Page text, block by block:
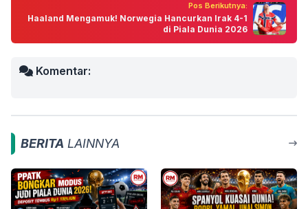
Pos Berikutnya:
Haaland Mengamuk! Norwegia Hancurkan Irak 4-1
di Piala Dunia 2026
Komentar:
BERITA LAINNYA